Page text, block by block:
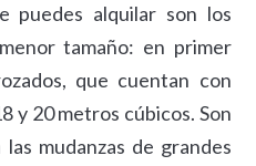
puedes alquilar son los
tamaño: en primer
que cuentan con
y 20 metros cúbicos. Son
mudanzas de grandes